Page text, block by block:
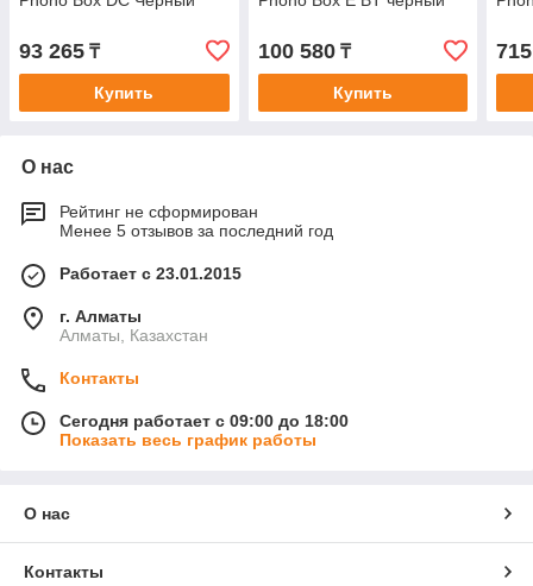
93 265 ₸
Купить
100 580₸
Купить
О нас
Рейтинг не сформирован
Менее 5 отзывов за последний год
Работает с 23.01.2015
г. Алматы
Алматы, Казахстан
Контакты
Сегодня работает с 09:00 до 18:00
Показать весь график работы
О нас
Контакты